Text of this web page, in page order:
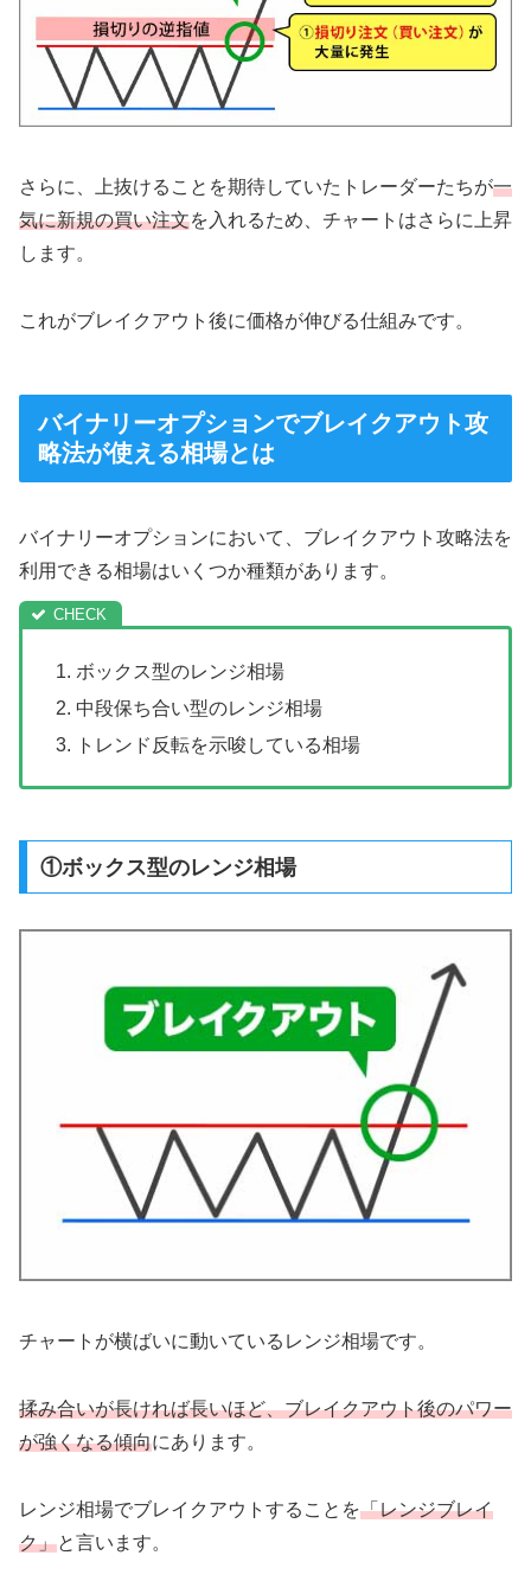
さらに、上抜けることを期待していたトレーダーたちが一
気に新規の買い注文を入れるため、チャートはさらに上昇
します。
これがブレイクアウト後に価格が伸びる仕組みです。
バイナリーオプションでブレイクアウト攻
略法が使える相場とは
バイナリーオプションにおいて、ブレイクアウト攻略法を
利用できる相場はいくつか種類があります。
ボックス型のレンジ相場
中段保ち合い型のレンジ相場
トレンド反転を示唆している相場
①ボックス型のレンジ相場
チャートが横ばいに動いているレンジ相場です。
揉み合いが長ければ長いほど、ブレイクアウト後のパワー
が強くなる傾向にあります。
レンジ相場でブレイクアウトすることを「レンジブレイ
ク」と言います。